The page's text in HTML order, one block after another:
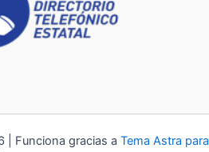
| Funciona gracias a Tema Astra para